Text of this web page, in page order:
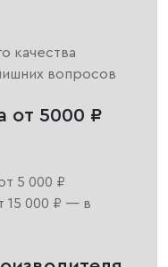
качества
вопросов
от 5000 ₽
5 000 ₽
000 ₽ — в